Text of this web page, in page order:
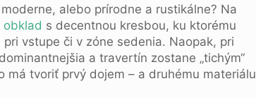
alebo prírodne a rustikálne? Na
s decentnou kresbou, ku ktorému
vstupe či v zóne sedenia. Naopak, pri
a travertín zostane „tichým“
tvoriť prvý dojem – a druhému materiálu